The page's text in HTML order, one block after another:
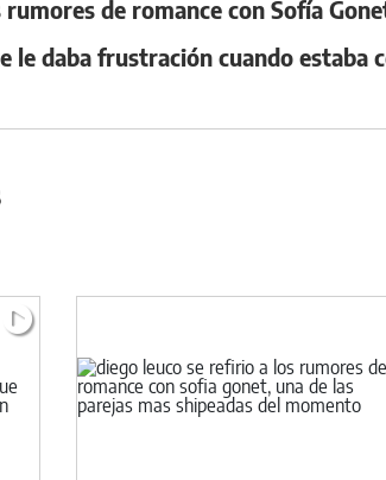
de romance con Sofía
le daba frustración cuando estaba